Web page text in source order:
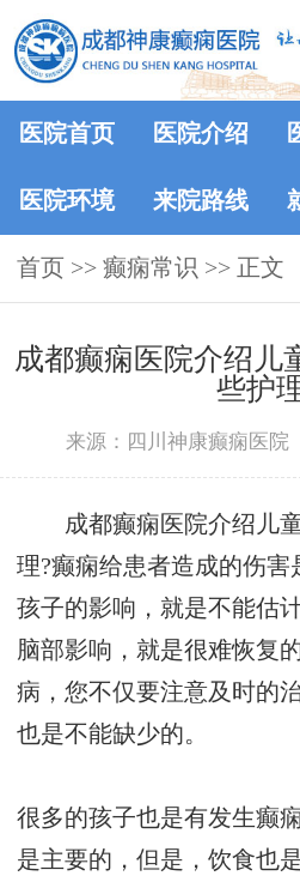
医院首页 医院介绍
医院环境 来院路线
首页 >> 癫痫常识 >> 正文
成都癫痫医院介绍儿
些护
来源：四川神康癫痫医院
成都癫痫医院介绍儿童
理?癫痫给患者造成的伤
孩子的影响，就是不能估
脑部影响，就是很难恢复
病，您不仅要注意及时的
也是不能缺少的。
很多的孩子也是有发生癫
是主要的，但是，饮食也